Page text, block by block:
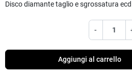
Disco diamante taglio e sgrossatura
-
Aggiungi al carrello